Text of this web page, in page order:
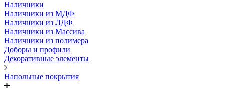
Наличники
Наличники из МДФ
Наличники из ЛДФ
Наличники из Массива
Наличники из полимера
Доборы и профили
Декоративные элементы
Напольные покрытия